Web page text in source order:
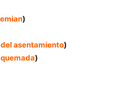
)
asentamiento)
)